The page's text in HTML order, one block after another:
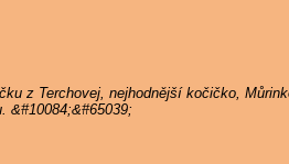
z Terchovej, nejhodnější kočičko,
&#10084;&#65039;